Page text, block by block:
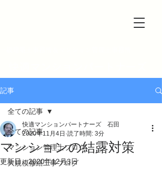
記事
全ての記事
マンション管理士ブログ
大規模修繕工事ブログ
全ての記事
マンションの結露対策
快適マンションパートナーズ 石田
2020年11月4日 読了時間: 3分
更新日：2020年12月3日